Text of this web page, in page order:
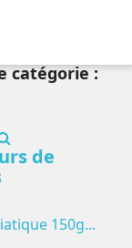
catégorie :
de